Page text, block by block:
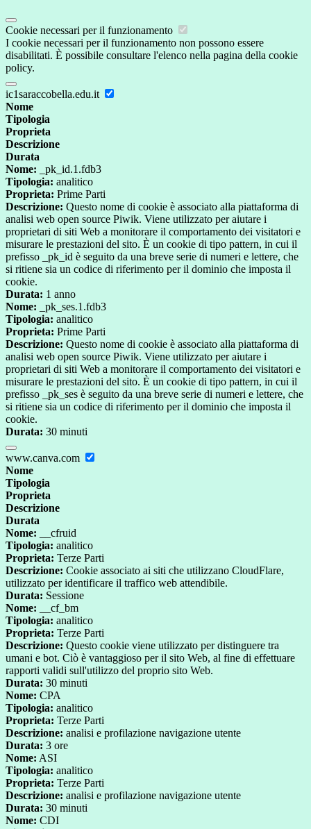
Cookie necessari per il funzionamento
I cookie necessari per il funzionamento non possono essere
disabilitati. È possibile consultare l'elenco nella pagina della cookie
policy.
ic1saraccobella.edu.it
Nome
Tipologia
Proprieta
Descrizione
Durata
Nome: _pk_id.1.fdb3
Tipologia: analitico
Proprieta: Prime Parti
Descrizione: Questo nome di cookie è associato alla piattaforma di
analisi web open source Piwik. Viene utilizzato per aiutare i
proprietari di siti Web a monitorare il comportamento dei visitatori e
misurare le prestazioni del sito. È un cookie di tipo pattern, in cui il
prefisso _pk_id è seguito da una breve serie di numeri e lettere, che
si ritiene sia un codice di riferimento per il dominio che imposta il
cookie.
Durata: 1 anno
Nome: _pk_ses.1.fdb3
Tipologia: analitico
Proprieta: Prime Parti
Descrizione: Questo nome di cookie è associato alla piattaforma di
analisi web open source Piwik. Viene utilizzato per aiutare i
proprietari di siti Web a monitorare il comportamento dei visitatori e
misurare le prestazioni del sito. È un cookie di tipo pattern, in cui il
prefisso _pk_ses è seguito da una breve serie di numeri e lettere, che
si ritiene sia un codice di riferimento per il dominio che imposta il
cookie.
Durata: 30 minuti
www.canva.com
Nome
Tipologia
Proprieta
Descrizione
Durata
Nome: __cfruid
Tipologia: analitico
Proprieta: Terze Parti
Descrizione: Cookie associato ai siti che utilizzano CloudFlare,
utilizzato per identificare il traffico web attendibile.
Durata: Sessione
Nome: __cf_bm
Tipologia: analitico
Proprieta: Terze Parti
Descrizione: Questo cookie viene utilizzato per distinguere tra
umani e bot. Ciò è vantaggioso per il sito Web, al fine di effettuare
rapporti validi sull'utilizzo del proprio sito Web.
Durata: 30 minuti
Nome: CPA
Tipologia: analitico
Proprieta: Terze Parti
Descrizione: analisi e profilazione navigazione utente
Durata: 3 ore
Nome: ASI
Tipologia: analitico
Proprieta: Terze Parti
Descrizione: analisi e profilazione navigazione utente
Durata: 30 minuti
Nome: CDI